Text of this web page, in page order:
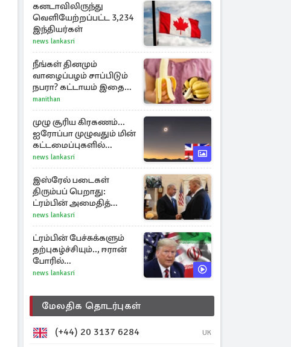
கனடாவிலிருந்து
வெளியேற்றப்பட்ட 3,234
இந்தியர்கள்
news lankasri
நீங்கள் தினமும்
வாழைப்பழம் சாப்பிடும்
நபரா? கட்டாயம் இதை
தெரிந்து கொள்ளுங்கள்
manithan
முழு சூரிய கிரகணம்...
ஐரோப்பா முழுவதும் மின்
கட்டமைப்புகளில்
அழுத்தம் ஏற்படலாம்
news lankasri
இஸ்ரேல் படைகள்
திரும்பப் பெறாது:
ட்ரம்பின் அமைதித்
திட்டத்தை நிராகரித்த
நெதன்யாகு
news lankasri
ட்ரம்பின் பேச்சுக்களும்
தற்புகழ்ச்சியும்.., ஈரான்
போரில்
தனிமைப்படுத்தப்பட்டுள்ள
news lankasri
மேலதிக தொடர்புகள்
(+44) 20 3137 6284 UK